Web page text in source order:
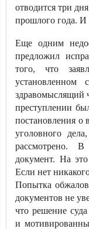
отводится три
прошлого года. И
Еще одним
предложил
того, что
здравомыслящий
преступлении
постановления о
уголовного
рассмотрено.
документ. На
Если нет
Попытка
документов не
что решение
и